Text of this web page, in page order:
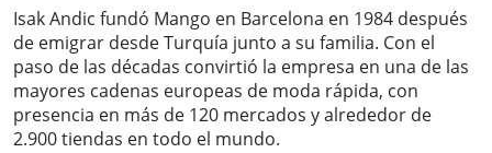
Isak Andic fundó Mango en Barcelona en 1984 después
de emigrar desde Turquía junto a su familia. Con el
paso de las décadas convirtió la empresa en una de las
mayores cadenas europeas de moda rápida, con
presencia en más de 120 mercados y alrededor de
2.900 tiendas en todo el mundo.